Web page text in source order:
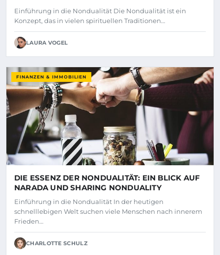
Einführung in die Nondualität Die Nondualität ist ein
Konzept, das in vielen spirituellen Traditionen…
LAURA VOGEL
FINANZEN & IMMOBILIEN
DIE ESSENZ DER NONDUALITÄT: EIN BLICK AUF
NARADA UND SHARING NONDUALITY
Einführung in die Nondualität In der heutigen
schnelllebigen Welt suchen viele Menschen nach innerem
Frieden…
CHARLOTTE SCHULZ